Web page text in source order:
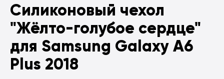
Силиконовый чехол
"Жёлто-голубое сердце"
для Samsung Galaxy A6
Plus 2018